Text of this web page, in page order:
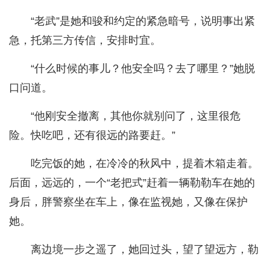
“老武”是她和骏和约定的紧急暗号，说明事出紧
急，托第三方传信，安排时宜。
“什么时候的事儿？他安全吗？去了哪里？”她脱
口问道。
“他刚安全撤离，其他你就别问了，这里很危
险。快吃吧，还有很远的路要赶。”
吃完饭的她，在冷冷的秋风中，提着木箱走着。
后面，远远的，一个“老把式”赶着一辆勒勒车在她的
身后，胖警察坐在车上，像在监视她，又像在保护
她。
离边境一步之遥了，她回过头，望了望远方，勒